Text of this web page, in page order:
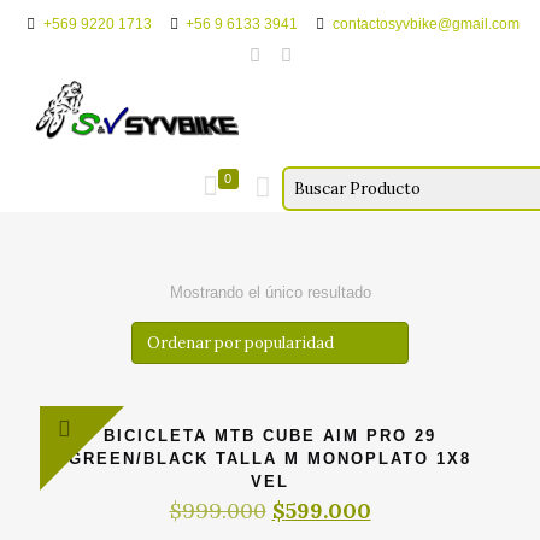
+569 9220 1713 +56 9 6133 3941 contactosyvbike@gmail.com
0
Mostrando el único resultado
BICICLETA MTB CUBE AIM PRO 29
GREEN/BLACK TALLA M MONOPLATO 1X8
VEL
$999.000 El
$599.000El